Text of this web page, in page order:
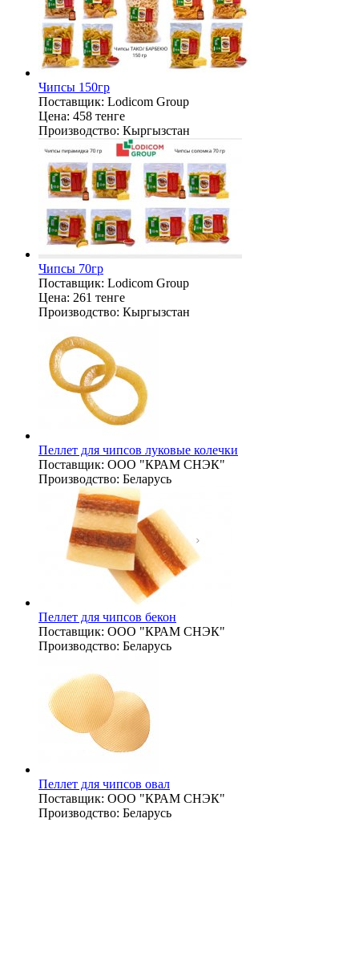
Чипсы 150гр
Поставщик: Lodicom Group
Цена: 458 тенге
Производство: Кыргызстан
Чипсы 70гр
Поставщик: Lodicom Group
Цена: 261 тенге
Производство: Кыргызстан
Пеллет для чипсов луковые колечки
Поставщик: ООО "КРАМ СНЭК"
Производство: Беларусь
Пеллет для чипсов бекон
Поставщик: ООО "КРАМ СНЭК"
Производство: Беларусь
Пеллет для чипсов овал
Поставщик: ООО "КРАМ СНЭК"
Производство: Беларусь